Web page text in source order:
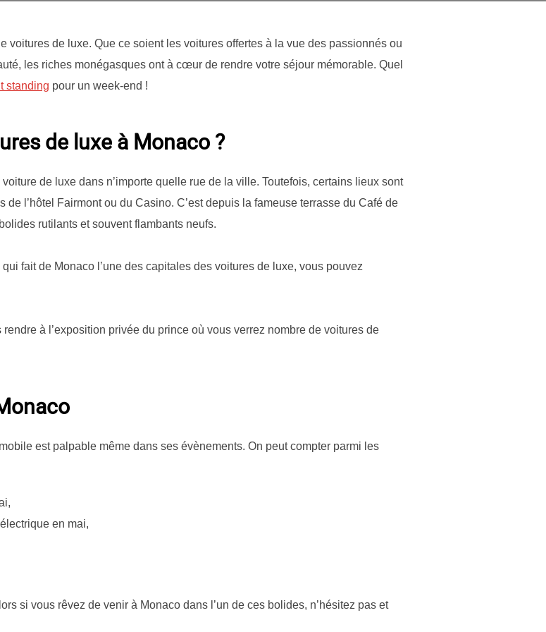
voitures de luxe. Que ce soient les voitures offertes à la vue des passionnés ou
les riches monégasques ont à cœur de rendre votre séjour mémorable. Quel
standing pour un week-end !
de luxe à Monaco ?
de luxe dans n’importe quelle rue de la ville. Toutefois, certains lieux sont
l’hôtel Fairmont ou du Casino. C’est depuis la fameuse terrasse du Café de
rutilants et souvent flambants neufs.
fait de Monaco l’une des capitales des voitures de luxe, vous pouvez
à l’exposition privée du prince où vous verrez nombre de voitures de
est palpable même dans ses évènements. On peut compter parmi les
en mai,
si vous rêvez de venir à Monaco dans l’un de ces bolides, n’hésitez pas et